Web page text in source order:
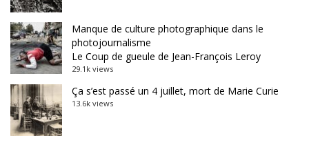
Manque de culture photographique dans le
photojournalisme
Le Coup de gueule de Jean-François Leroy
29.1k views
Ça s’est passé un 4 juillet, mort de Marie Curie
13.6k views